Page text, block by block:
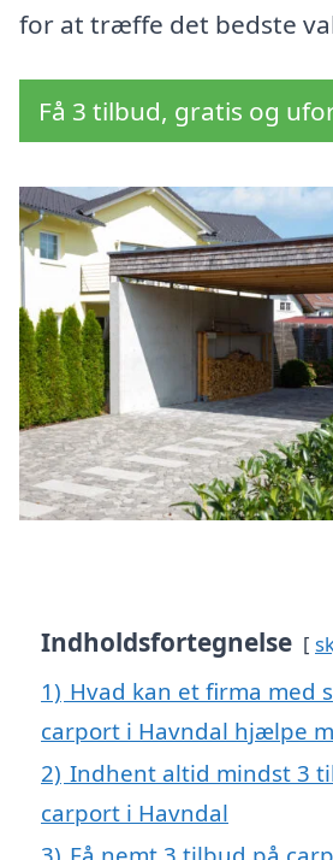
for at træffe det bedste
Få 3 tilbud, gratis og
Indholdsfortegnelse
1) Hvad kan et firma med
carport i Havndal hjælpe
2) Indhent altid mindst 3
carport i Havndal